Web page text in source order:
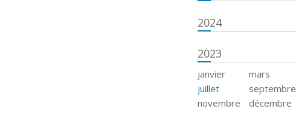
2024
2023
janvier mars
juillet
septembre
novembre
décembre